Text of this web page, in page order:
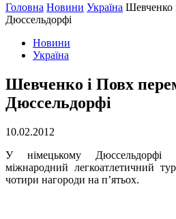
Головна Новини Україна Шевченко
Дюссельдорфі
Новини
Україна
Шевченко і Повх
Дюссельдорфі
10.02.2012
У німецькому Дюссельдорфі
міжнародний легкоатлетичний
чотири нагороди на п’ятьох.